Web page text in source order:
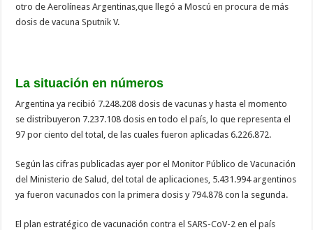
otro de Aerolíneas Argentinas,que llegó a Moscú en procura de más
dosis de vacuna Sputnik V.
La situación en números
Argentina ya recibió 7.248.208 dosis de vacunas y hasta el momento
se distribuyeron 7.237.108 dosis en todo el país, lo que representa el
97 por ciento del total, de las cuales fueron aplicadas 6.226.872.
Según las cifras publicadas ayer por el Monitor Público de Vacunación
del Ministerio de Salud, del total de aplicaciones, 5.431.994 argentinos
ya fueron vacunados con la primera dosis y 794.878 con la segunda.
El plan estratégico de vacunación contra el SARS-CoV-2 en el país